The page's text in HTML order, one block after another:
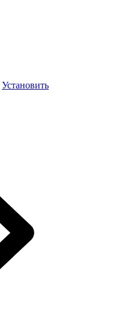
Установить